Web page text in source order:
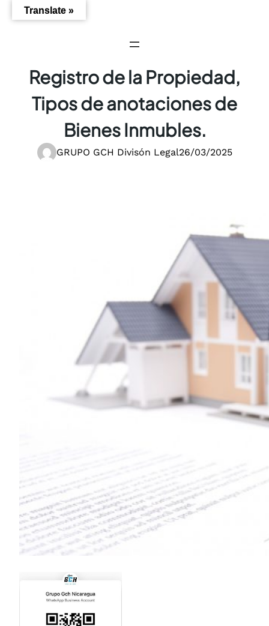
Saltar
Registro de la Propiedad,
Tipos de anotaciones de
Bienes Inmubles.
GRUPO GCH Divisón Legal26/03/2025
Translate »